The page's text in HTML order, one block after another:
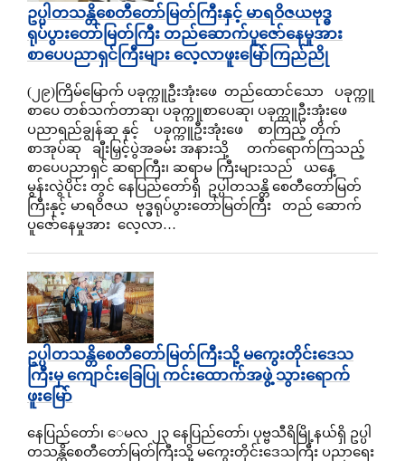
ဥပ္ပါတသန္တိစေတီတော်မြတ်ကြီးနှင့် မာရဝိဇယဗုဒ္ဓ
ရုပ်ပွားတော်မြတ်ကြီး တည်ဆောက်ပူဇော်နေမှုအား
စာပေပညာရှင်ကြီးများ လေ့လာဖူးမြော်ကြည်ညို
(၂၉)ကြိမ်မြောက် ပခုက္ကူဦးအုံးဖေ တည်ထောင်သော ပခုက္ကူ
စာပေ တစ်သက်တာဆု၊ ပခုက္ကူစာပေဆု၊ ပခုက္ကူဦးအုံးဖေ
ပညာရည်ချွန်ဆု နှင့် ပခုက္ကူဦးအုံးဖေ စာကြည့် တိုက်
စာအုပ်ဆု ချီးမြှင့်ပွဲအခမ်း အနားသို့ တက်ရောက်ကြသည့်
စာပေပညာရှင် ဆရာကြီး၊ ဆရာမ ကြီးများသည် ယနေ့
မွန်းလွဲပိုင်း တွင် နေပြည်တော်ရှိ ဥပ္ပါတသန္တိ စေတီတော်မြတ်
ကြီးနှင့် မာရဝိဇယ ဗုဒ္ဓရုပ်ပွားတော်မြတ်ကြီး တည် ဆောက်
ပူဇော်နေမှုအား လေ့လာ…
ဥပ္ပါတသန္တိစေတီတော်မြတ်ကြီးသို့ မကွေးတိုင်းဒေသ
ကြီးမှ ကျောင်း​ခြေပြု ကင်းထောက်အဖွဲ့ သွားရောက်
ဖူးမြော်
နေပြည်တော်၊ ေမလ ၂၃ နေပြည်တော်၊ ပုဗ္ဗသီရိမြို့နယ်ရှိ ဥပ္ပါ
တသန္တိစေတီတော်မြတ်ကြီးသို့ မကွေးတိုင်းဒေသကြီး ပညာရေး